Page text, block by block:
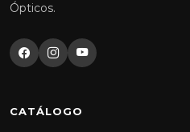
Ópticos.
CATÁLOGO